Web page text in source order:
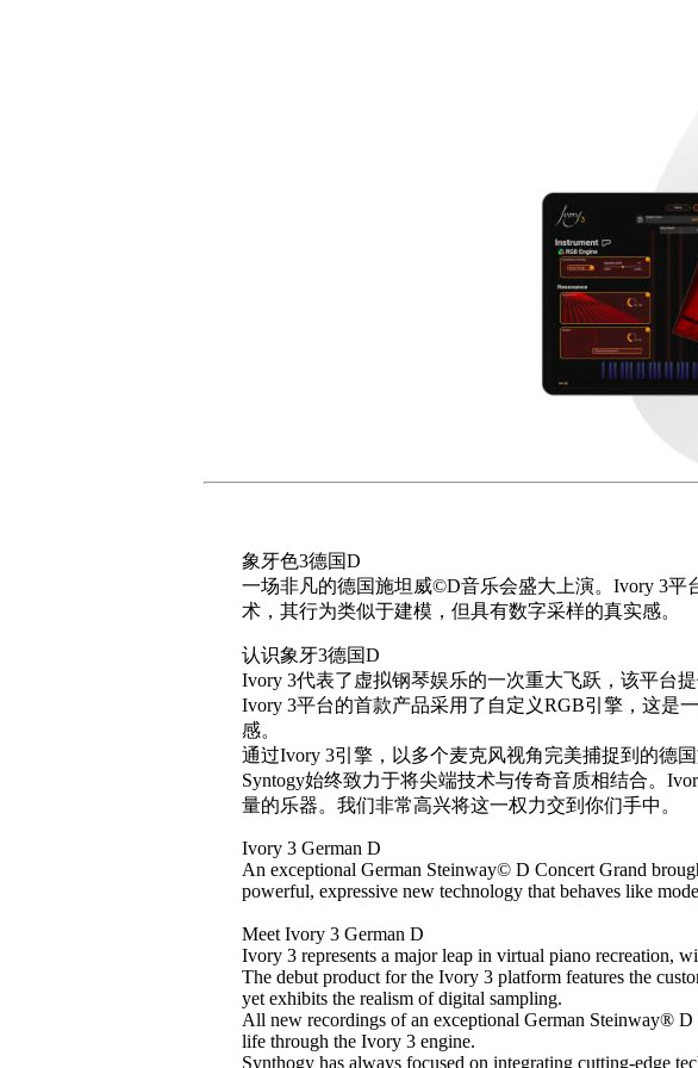
象牙色3德国D
一场非凡的德国施坦威©D音乐会盛大上演。Ivory 3
术，其行为类似于建模，但具有数字采样的真实感。
认识象牙3德国D
Ivory 3代表了虚拟钢琴娱乐的一次重大飞跃，该平台
Ivory 3平台的首款产品采用了自定义RGB引擎，这是
感。
通过Ivory 3引擎，以多个麦克风视角完美捕捉到的德
Syntogy始终致力于将尖端技术与传奇音质相结合。
量的乐器。我们非常高兴将这一权力交到你们手中。
Ivory 3 German D
An exceptional German Steinway© D Concert Grand
powerful, expressive new technology that behaves like
Meet Ivory 3 German D
Ivory 3 represents a major leap in virtual piano recreation,
The debut product for the Ivory 3 platform features the
yet exhibits the realism of digital sampling.
All new recordings of an exceptional German Steinway®
life through the Ivory 3 engine.
Synthogy has always focused on integrating cutting-edge